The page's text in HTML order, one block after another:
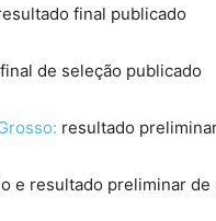
final publicado
de seleção publicado
resultado
e resultado preliminar